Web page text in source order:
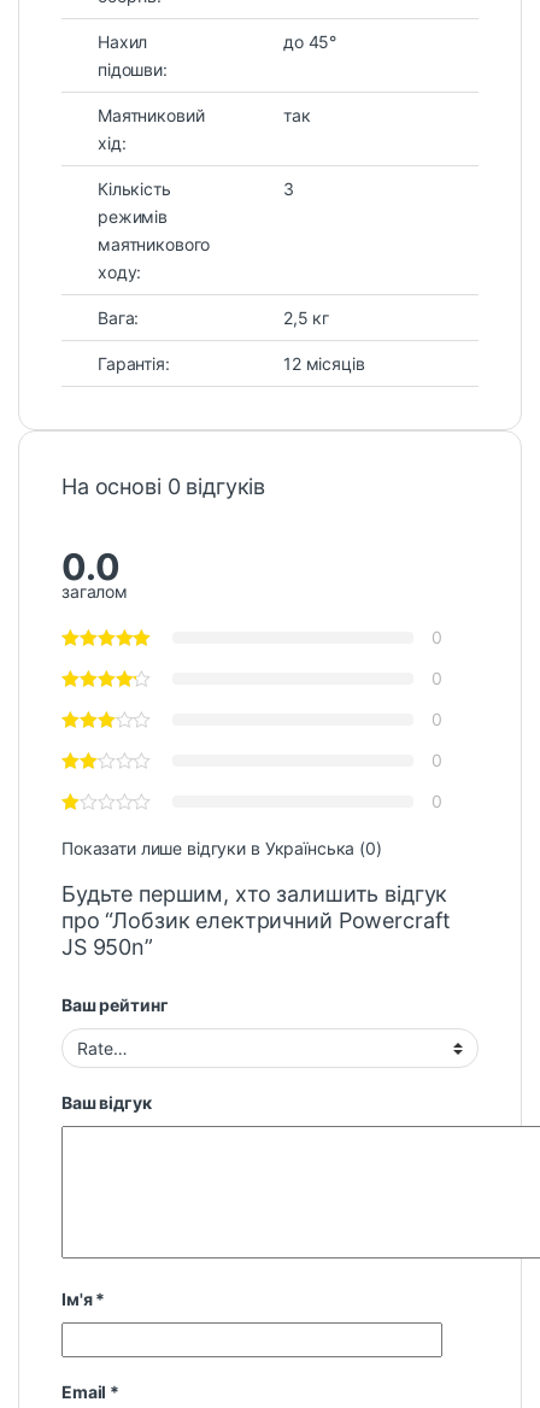
Нахил
підошви:
до 45°
Маятниковий
хід:
так
Кількість
режимів
маятникового
ходу:
3
Вага: 2,5 кг
Гарантія: 12 місяців
На основі 0 відгуків
0.0
загалом
0
0
0
0
0
Показати лише відгуки в Українська (0)
Будьте першим, хто залишить відгук
про “Лобзик електричний Powercraft
JS 950n”
Ваш рейтинг
Ваш відгук
Ім'я*
Email *